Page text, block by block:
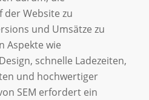
Website zu
und Umsätze zu
Aspekte wie
schnelle Ladezeiten,
und hochwertiger
SEM erfordert ein